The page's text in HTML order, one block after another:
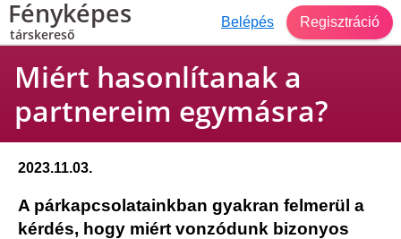
Fényképes
társkereső
Belépés Regisztráció
Miért hasonlítanak a
partnereim egymásra?
2023.11.03.
A párkapcsolatainkban gyakran felmerül a
kérdés, hogy miért vonzódunk bizonyos